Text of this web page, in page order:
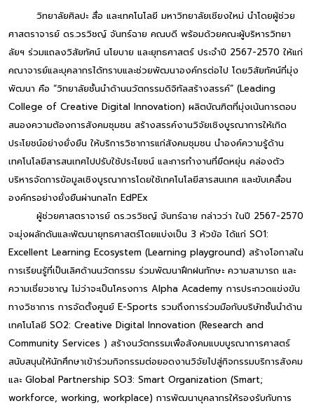
วิทยาลัยศิลปะ สื่อ และเทคโนโลยี มหาวิทยาลัยเชียงใหม่ นำโดยผู้ช่วย
ศาสตราจารย์ ดร.วรวิชญ์ จันทร์ฉาย คณบดี พร้อมด้วยคณะผู้บริหารวิทยา
ลัยฯ ร่วมแถลงวิสัยทัศน์ นโยบาย และยุทธศาสตร์ ประจำปี 2567-2570 ให้แก่
คณาจารย์และบุคลากรได้ทราบและช่วยพัฒนาองค์กรต่อไป โดยวิสัยทัศน์ที่มุ่ง
พัฒนา คือ “วิทยาลัยชั้นนำด้านนวัตกรรมดิจิทัลสร้างสรรค์” (Leading
College of Creative Digital Innovation) ผลิตบัณฑิตที่มุ่งเน้นการตอบ
สนองความต้องการสังคมชุมชน สร้างสรรค์งานวิจัยเชิงบูรณาการให้เกิด
ประโยชน์อย่างยั่งยืน ให้บริการวิชาการแก่สังคมชุมชน นำองค์ความรู้ด้าน
เทคโนโลยีสารสนเทศไปปรับใช้ประโยชน์ และการทำงานที่ยืดหยุ่น คล่องตัว
บริหารจัดการข้อมูลเชิงบูรณาการโดยใช้เทคโนโลยีสารสนเทศ และขับเคลื่อน
องค์กรอย่างยั่งยืนผ่านกลไก EdPEx
ผู้ช่วยศาสตราจารย์ ดร.วรวิชญ์ จันทร์ฉาย กล่าวว่า ในปี 2567-2570
จะมุ่งผลักดันและพัฒนายุทธศาสตร์โดยแบ่งเป็น 3 หัวข้อ ได้แก่ SO1:
Excellent Learning Ecosystem (Learning playground) สร้างโอกาสใน
การเรียนรู้ที่เป็นเลิศด้านนวัตกรรม ร่วมพัฒนาฝึกฝนทักษะ ความสามารถ และ
ความเชี่ยวชาญ ไม่ว่าจะเป็นโครงการ Alpha Academy การประกวดแข่งขัน
ทางวิชาการ การจัดตั้งศูนย์ E-Sports รวมถึงการร่วมมือกับบริษัทชั้นนำด้าน
เทคโนโลยี SO2: Creative Digital Innovation (Research and
Community Services ) สร้างนวัตกรรมเพื่อสังคมแบบบูรณาการศาสตร์
สนับสนุนให้นักศึกษาเข้าร่วมกิจกรรมต่อยอดงานวิจัยไปสู่กิจกรรมบริการสังคม
และ Global Partnership SO3: Smart Organization (Smart;
workforce, working, workplace) การพัฒนาบุคลากรให้รองรับกับการ